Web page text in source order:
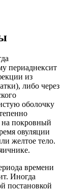
периаднексит
из
либо через
оболочку
на покровный
овуляции
желтое тело.
времени
Иногда
постановкой